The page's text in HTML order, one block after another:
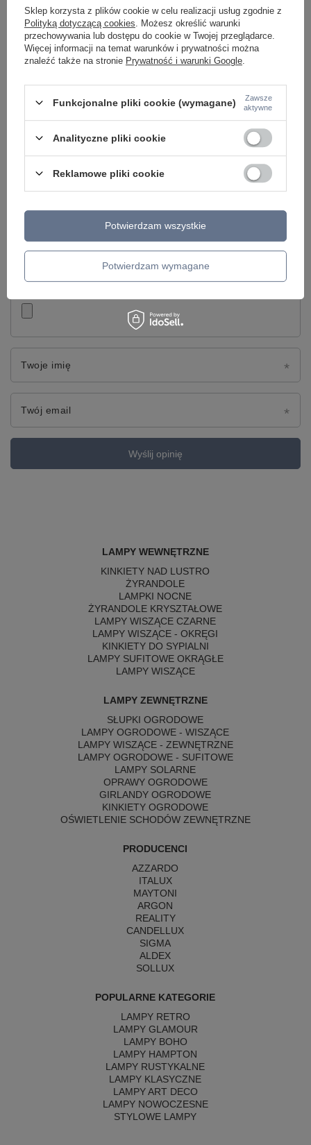
Model znajdziesz w kategoriach
Napisz swoją opinię
Treść twojej opinii
Twoje imię
Twój email
Wyślij opinię
LAMPY WEWNĘTRZNE
KINKIETY NAD LUSTRO
ŻYRANDOLE
LAMPKI NOCNE
ŻYRANDOLE KRYSZTAŁOWE
LAMPY WISZĄCE CZARNE
LAMPY WISZĄCE - OKRĘGI
KINKIETY DO SYPIALNI
LAMPY SUFITOWE OKRĄGŁE
LAMPY WISZĄCE
LAMPY ZEWNĘTRZNE
SŁUPKI OGRODOWE
LAMPY OGRODOWE - WISZĄCE
LAMPY WISZĄCE - ZEWNĘTRZNE
LAMPY OGRODOWE - SUFITOWE
LAMPY SOLARNE
OPRAWY OGRODOWE
GIRLANDY OGRODOWE
KINKIETY OGRODOWE
OŚWIETLENIE SCHODÓW ZEWNĘTRZNE
PRODUCENCI
AZZARDO
ITALUX
MAYTONI
ARGON
REALITY
CANDELLUX
SIGMA
ALDEX
SOLLUX
POPULARNE KATEGORIE
LAMPY RETRO
LAMPY GLAMOUR
LAMPY BOHO
LAMPY HAMPTON
LAMPY RUSTYKALNE
LAMPY KLASYCZNE
LAMPY ART DECO
LAMPY NOWOCZESNE
STYLOWE LAMPY
Sklep korzysta z plików cookie w celu realizacji usług zgodnie z
Polityką dotyczącą cookies . Możesz określić warunki
przechowywania lub dostępu do cookie w Twojej przeglądarce.
Więcej informacji na temat warunków i prywatności można
znaleźć także na stronie Prywatność i warunki Google
Funkcjonalne pliki cookie (wymagane)
Zawsze
aktywne
Analityczne pliki cookie
Reklamowe pliki cookie
Potwierdzam wymagane
Potwierdzam wszystkie